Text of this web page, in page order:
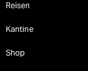
Reisen
Kantine
Shop